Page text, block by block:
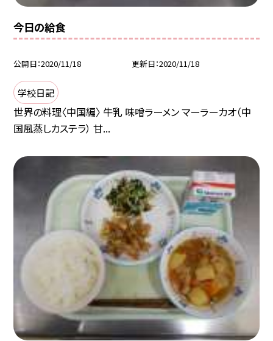
今日の給食
公開日 2020/11/18 更新日 2020/11/18
学校日記
世界の料理〈中国編〉 牛乳 味噌ラーメン マーラーカオ（中
国風蒸しカステラ） 甘...